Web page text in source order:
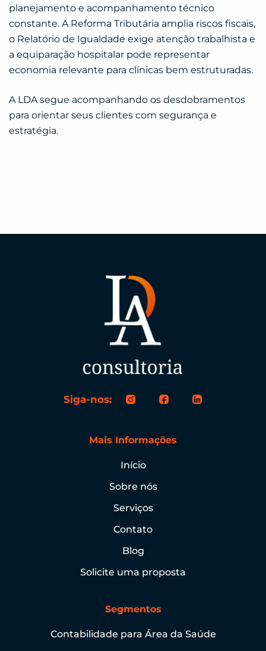
planejamento e acompanhamento técnico
constante. A Reforma Tributária amplia riscos fiscais,
o Relatório de Igualdade exige atenção trabalhista e
a equiparação hospitalar pode representar
economia relevante para clínicas bem estruturadas.
A LDA segue acompanhando os desdobramentos
para orientar seus clientes com segurança e
estratégia.
Siga-nos:
Mais Informações
Início
Sobre nós
Serviços
Contato
Blog
Solicite uma proposta
Segmentos
Contabilidade para Área da Saúde